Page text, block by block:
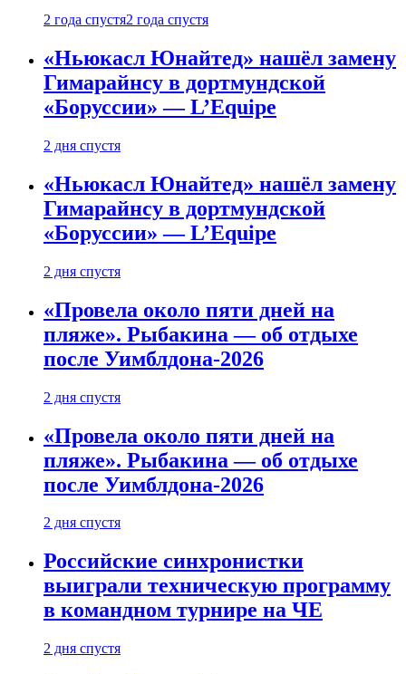
2 года спустя2 года спустя
«Ньюкасл Юнайтед» нашёл замену
Гимарайнсу в дортмундской
«Боруссии» — L’Equipe
2 дня спустя
«Ньюкасл Юнайтед» нашёл замену
Гимарайнсу в дортмундской
«Боруссии» — L’Equipe
2 дня спустя
«Провела около пяти дней на
пляже». Рыбакина — об отдыхе
после Уимблдона-2026
2 дня спустя
«Провела около пяти дней на
пляже». Рыбакина — об отдыхе
после Уимблдона-2026
2 дня спустя
Российские синхронистки
выиграли техническую программу
в командном турнире на ЧЕ
2 дня спустя